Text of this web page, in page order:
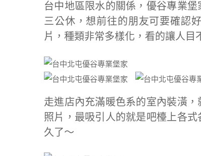
台中地區限水的關係，優谷專業
三公休，想前往的朋友可要確認
片，種類非常多樣化，看的讓人目
走進店內充滿暖色系的室內裝潢
照片，最吸引人的就是吧檯上各
久了～